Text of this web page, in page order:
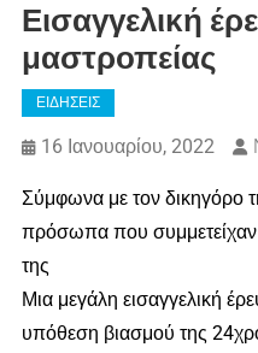
Εισαγγελική
μαστροπείας
ΕΙΔΗΣΕΙΣ
16 Ιανουαρίου, 2022
Σύμφωνα με τον δικηγόρο
πρόσωπα που συμμετείχαν
της
Μια μεγάλη εισαγγελική
υπόθεση βιασμού της